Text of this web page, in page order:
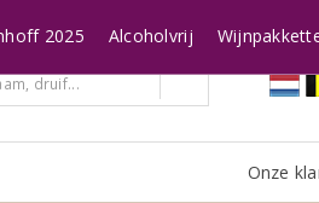
Onze
2025 Alcoholvrij